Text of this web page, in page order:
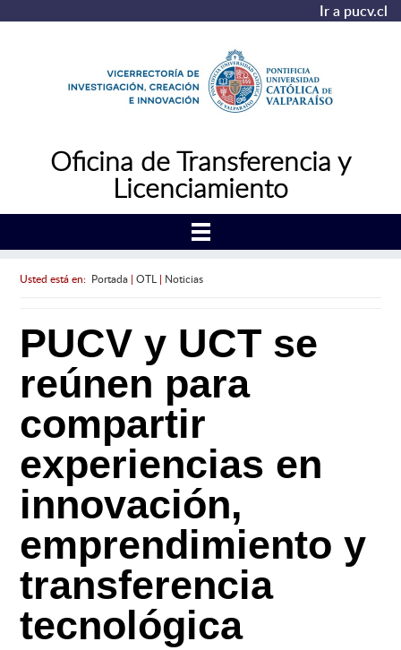
Ir a pucv.cl
Oficina de Transferencia y
Licenciamiento
Usted está en: Portada| OTL | Noticias
PUCV y UCT se
reúnen para
compartir
experiencias en
innovación,
emprendimiento y
transferencia
tecnológica